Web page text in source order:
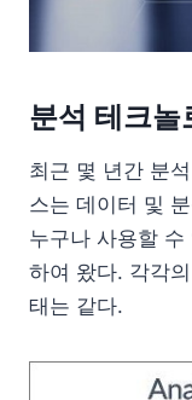
분석 테크놀
최근 몇 년간 분
스는 데이터 및
누구나 사용할
하여 왔다. 각각
태는 같다.